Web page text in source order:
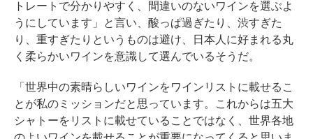
トレートで分かりやすく、間違いのないワインを選ぶよ
うにしています」と言い、酸っぱ過ぎたり、渋すぎた
り、重すぎたりというものは避け、日本人に好まれる丸
く柔らかいワインを意識して選んでいるそうだ。
「世界中の素晴らしいワインをワインリストに載せるこ
とが私のミッションだと思っています。これからは五大
シャトーをリストに載せていることではなく、世界各地